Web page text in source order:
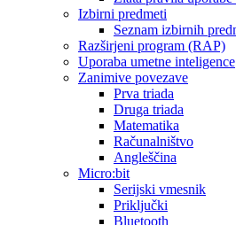
Izbirni predmeti
Seznam izbirnih
Razširjeni program (RAP)
Uporaba umetne inteligence
Zanimive povezave
Prva triada
Druga triada
Matematika
Računalništvo
Angleščina
Micro:bit
Serijski vmesnik
Priključki
Bluetooth